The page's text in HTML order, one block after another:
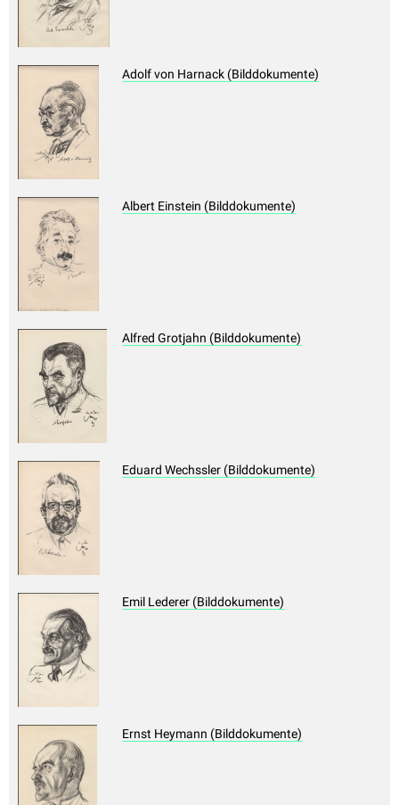
Adolf von Harnack (Bilddokumente)
Albert Einstein (Bilddokumente)
Alfred Grotjahn (Bilddokumente)
Eduard Wechssler (Bilddokumente)
Emil Lederer (Bilddokumente)
Ernst Heymann (Bilddokumente)